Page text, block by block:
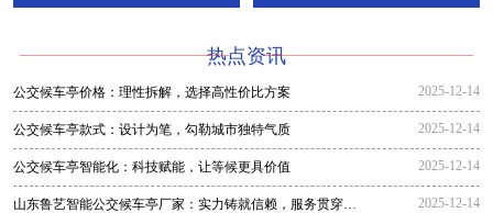
热点资讯
公交候车亭价格：理性拆解，选择高性价比方案 2025-12-14
公交候车亭款式：设计为笔，勾勒城市独特气质 2025-12-14
公交候车亭智能化：科技赋能，让等候更具价值 2025-12-14
山东鲁艺智能公交候车亭厂家：实力铸就信赖，服务贯穿全
2025-12-14